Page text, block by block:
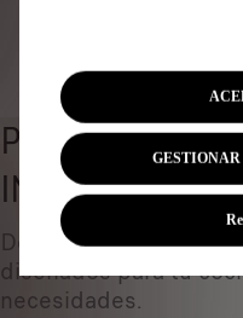
INTERIORES
Descubre todos los
diseñados ​​para tu
necesidades.